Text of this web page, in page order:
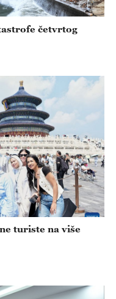
četvrtog
turiste na više